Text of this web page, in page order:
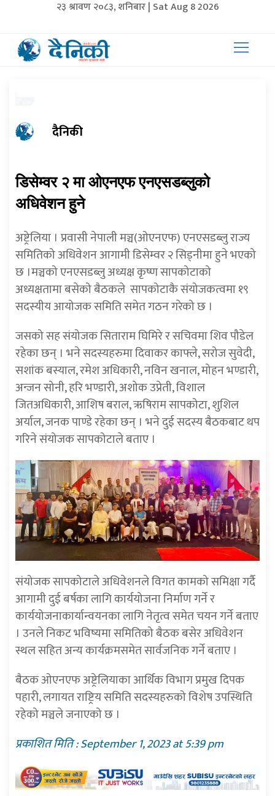
२३ श्रावण २०८३, शनिबार | Sat Aug 8 2026
दैनिकी
डिसेम्वर २ मा ओएनएफ एनएसडब्लुको
अधिवेशन हुने
अष्ट्रेलिया । प्रवासीनेपालीमञ्च(ओएनएफ)एनएसडब्लुराज्य
समितिकोअधिवेशनआगामीडिसेम्वर२सिड्नीमाहुनेभएको
छ ।मञ्चकोएनएसडब्लुअध्यक्षकृष्णसापकोटाको
अध्यक्षतामाबसेकोबैठकले सापकोटाकैसंयोजकत्वमा१९
सदस्यीयआयोजक समितिसमेतगठनगरेकोछ ।
जसकोसहसंयोजकसितारामघिमिरेरसचिवमाशिवपौडेल
रहेकाछन् । भनेसदस्यहरुमादिवाकरकाफ्ले,सरोजसुवेदी,
सशांकबस्याल,रमेशअधिकारी,नविनखनाल,मोहनभण्डारी,
अन्जनसोनी,हरिभण्डारी,अशोकउप्रेती,विशाल
जितअधिकारी,आशिषबराल,ऋषिरामसापकोटा,शुशिल
अर्याल,जनकपाण्डेरहेकाछन् । भनेदुईसदस्यबैठकबाटथप
गरिनेसंयोजक सापकोटाले बताए ।
संयोजकसापकोटालेअधिवेशनलेविगतकामकोसमिक्षागर्दै
आगामीदुईबर्षकालागिकार्ययोजनानिर्माणगर्नेर
कार्ययोजनाकार्यान्वयनकालागिनेतृत्वसमेतचयनगर्नेबताए
। उनलेनिकटभविष्यमासमितिकोबैठकबसेरअधिवेशन
स्थलसहितअन्यकार्यक्रमसमेतसार्वजनिकगर्नेबताए ।
बैठकओएनएफअष्ट्रेलियाकाआर्थिकविभागप्रमुखदिपक
पहारी, लगायतराष्ट्रियसमितिसदस्यहरुको विशेष उपस्थिति
रहेकोमञ्चलेजनाएकोछ ।
प्रकाशित मिति : September 1, 2023 at 5:39 pm